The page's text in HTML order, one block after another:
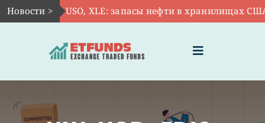
Skip
to
Новости >
Авг 5:USO, XLE: запасы нефти в хранилищах США
Toggle
Navigation
ГЛАВНАЯ